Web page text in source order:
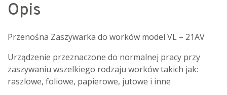
Opis
Przenośna Zaszywarka do worków model VL – 21AV
Urządzenie przeznaczone do normalnej pracy przy
zaszywaniu wszelkiego rodzaju worków takich jak:
raszlowe, foliowe, papierowe, jutowe i inne